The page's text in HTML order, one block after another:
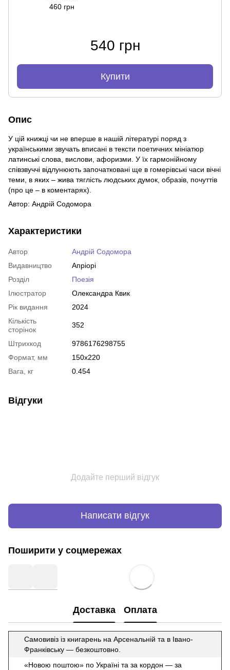
460 грн
540 грн
Купити
Опис
У цій книжці чи не вперше в нашій літературі поряд з
українськими звучать вписані в тексти поетичних мініатюр
латинські слова, вислови, афоризми. У їх гармонійному
співзвуччі відлунюють започатковані ще в гомерівські часи вічні
теми, в яких – жива тяглість людських думок, образів, почуттів
(про це – в коментарях).
Автор: Андрій Содомора
Характеристики
Автор
Андрій Содомора
Видавництво
Апріорі
Розділ
Поезія
Ілюстратор
Олександра Квик
Рік видання
2024
Кількість
сторінок
352
Штрихкод
9786176298755
Формат, мм
150х220
Вага, кг
0.454
Відгуки
Додайте перший відгук
Написати відгук
Поширити у соцмережах
Доставка Оплата
Самовивіз із книгарень на Арсенальній та в Івано-
Франківську — безкоштовно.
«Новою поштою» по Україні та за кордон — за